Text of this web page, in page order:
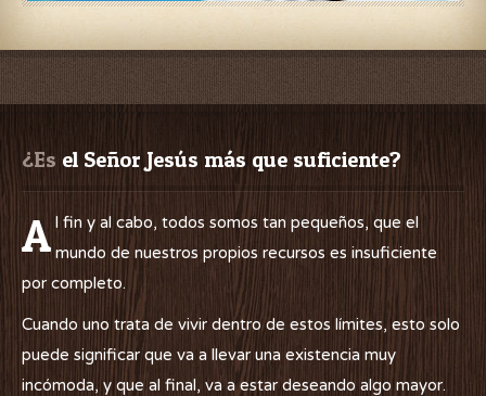
¿Es el Señor Jesús más que suficiente?
A l fin y al cabo, todos somos tan pequeños, que el
mundo de nuestros propios recursos es insuficiente
por completo.
Cuando uno trata de vivir dentro de estos límites, esto solo
puede significar que va a llevar una existencia muy
incómoda, y que al final, va a estar deseando algo mayor.